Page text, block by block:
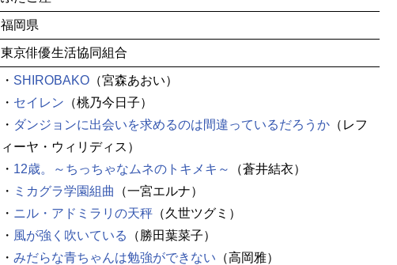
福岡県
東京俳優生活協同組合
・ SHIROBAKO （宮森あおい）
・ セイレン （桃乃今日子）
・ ダンジョンに出会いを求めるのは間違っているだろうか （レフ
ィーヤ・ウィリディス）
・ 12歳。～ちっちゃなムネのトキメキ～
（蒼井結衣）
・ ミカグラ学園組曲
（一宮エルナ）
・ ニル・アドミラリの天秤 （久世ツグミ）
・ 風が強く吹いている
（勝田葉菜子）
・ みだらな青ちゃんは勉強ができない （高岡雅）